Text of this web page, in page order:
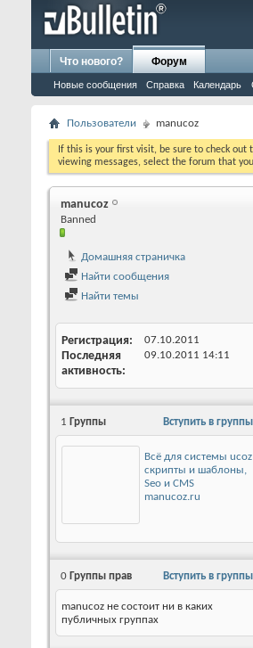
Что нового? Форум
Новые сообщения Справка Календарь
Пользователи manucoz
If this is your first visit, be sure to check out
viewing messages, select the forum that
manucoz
Banned
Домашняя страничка
Найти сообщения
Найти темы
Регистрация 07.10.2011
Последняя
активность
09.10.2011 14:11
Вступить в группы
1 Группы
Всё для системы ucoz
скрипты и шаблоны,
Seo и CMS
manucoz.ru
Вступить в группы
0 Группы прав
manucoz не состоит ни в каких
публичных группах